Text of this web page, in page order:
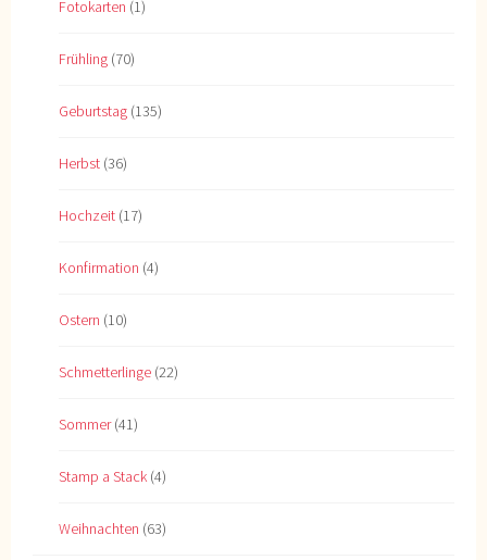
Fotokarten (1)
Frühling (70)
Geburtstag (135)
Herbst (36)
Hochzeit (17)
Konfirmation (4)
Ostern (10)
Schmetterlinge (22)
Sommer(41)
Stamp a Stack (4)
Weihnachten (63)